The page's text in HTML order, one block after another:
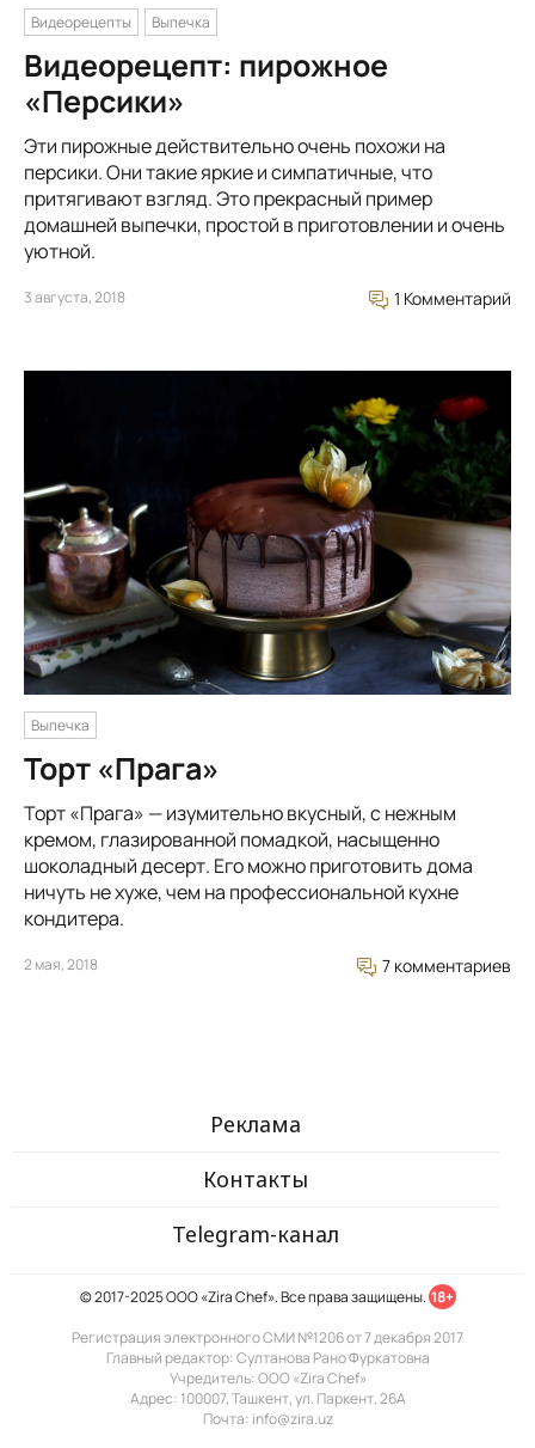
Видеорецепты Выпечка
Видеорецепт: пирожное
«Персики»
Эти пирожные действительно очень похожи на
персики. Они такие яркие и симпатичные, что
притягивают взгляд. Это прекрасный пример
домашней выпечки, простой в приготовлении и очень
уютной.
3 августа, 2018 1 Комментарий
Выпечка
Торт «Прага»
Торт «Прага» — изумительно вкусный, с нежным
кремом, глазированной помадкой, насыщенно
шоколадный десерт. Его можно приготовить дома
ничуть не хуже, чем на профессиональной кухне
кондитера.
2 мая, 2018 7 комментариев
Реклама
Контакты
Telegram-канал
© 2017-2025 ООО «Zira Chef». Все права защищены. 18+
Регистрация электронного СМИ №1206 от 7 декабря 2017
Главный редактор: Султанова Рано Фуркатовна
Учредитель: ООО «Zira Chef»
Адрес: 100007, Ташкент, ул. Паркент, 26А
Почта: info@zira.uz